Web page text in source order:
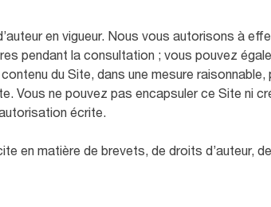
en vigueur. Nous vous autorisons à
pendant la consultation ; vous pouvez
du Site, dans une mesure raisonnable,
Vous ne pouvez pas encapsuler ce Site ni
écrite.
en matière de brevets, de droits d’auteur,